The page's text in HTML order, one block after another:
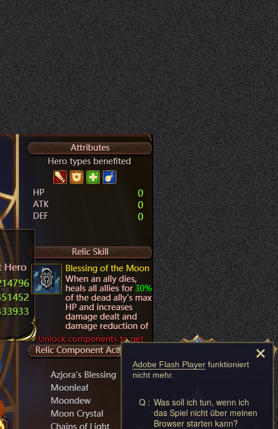
Adobe Flash Player funktioniert
nicht mehr.
Q : Was soll ich tun, wenn ich
das Spiel nicht über meinen
Browser starten kann?